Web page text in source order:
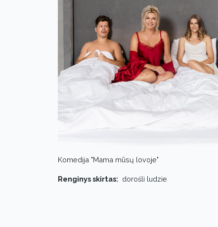
Komedija "Mama mūsų lovoje"
Renginys skirtas: dorośli ludzie